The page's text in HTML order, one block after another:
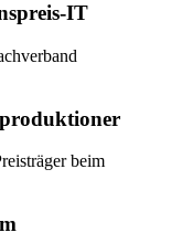
IT